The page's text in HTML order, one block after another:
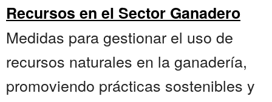
Recursos en el Sector Ganadero
Medidas para gestionar el uso de
recursos naturales en la ganadería,
promoviendo prácticas sostenibles y